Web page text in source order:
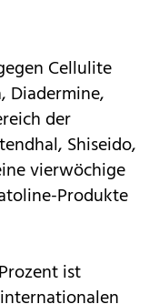
Cellulite
Diadermine,
der
Shiseido,
vierwöchige
Produkte
ist